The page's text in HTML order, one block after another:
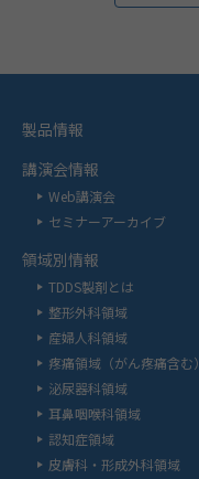
製品情報
講演会情報
Web講演会
セミナーアーカイブ
領域別情報
TDDS製剤とは
整形外科領域
産婦人科領域
疼痛領域（がん疼痛含む）
泌尿器科領域
耳鼻咽喉科領域
認知症領域
皮膚科・形成外科領域